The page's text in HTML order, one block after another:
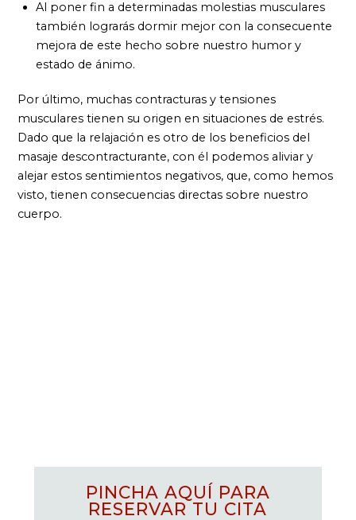
Al poner fin a determinadas molestias musculares
también lograrás dormir mejor con la consecuente
mejora de este hecho sobre nuestro humor y
estado de ánimo.
Por último, muchas contracturas y tensiones
musculares tienen su origen en situaciones de estrés.
Dado que la relajación es otro de los beneficios del
masaje descontracturante, con él podemos aliviar y
alejar estos sentimientos negativos, que, como hemos
visto, tienen consecuencias directas sobre nuestro
cuerpo.
PINCHA AQUÍ PARA
RESERVAR TU CITA